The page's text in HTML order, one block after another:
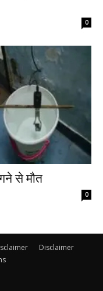
0
से मौत
0
Disclaimer